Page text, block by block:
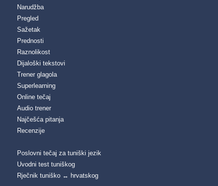
Narudžba
Pregled
Sažetak
Prednosti
Raznolikost
Dijaloški tekstovi
Trener glagola
Superlearning
Online tečaj
Audio trener
Najčešća pitanja
Recenzije
Poslovni tečaj za tuniški jezik
Uvodni test tuniškog
Rječnik tuniško ↔ hrvatskog